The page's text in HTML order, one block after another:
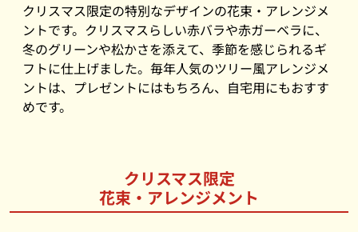
クリスマス限定の特別なデザインの花束・アレンジメ
ントです。クリスマスらしい赤バラや赤ガーベラに、
冬のグリーンや松かさを添えて、季節を感じられるギ
フトに仕上げました。毎年人気のツリー風アレンジメ
ントは、プレゼントにはもちろん、自宅用にもおすす
めです。
クリスマス限定
花束・アレンジメント